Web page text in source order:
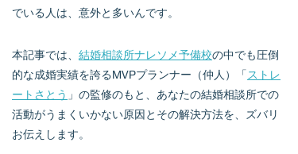
でいる人は、意外と多いんです。
本記事では、 結婚相談所ナレソメ予備校の中でも圧倒
的な成婚実績を誇るMVPプランナー（仲人）「ストレ
ートさとう 」の監修のもと、あなたの結婚相談所での
活動がうまくいかない原因とその解決方法を、ズバリ
お伝えします。